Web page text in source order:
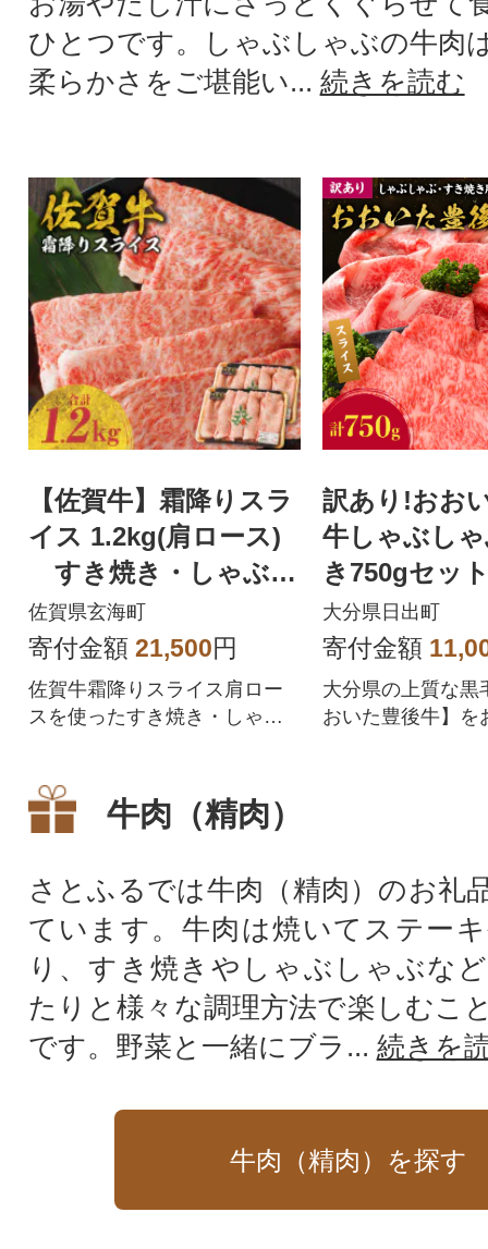
ひとつです。しゃぶしゃぶの牛肉
柔らかさをご堪能い... 続きを読む
【佐賀牛】霜降りスラ
イス 1.2kg(肩ロース)
すき焼き・しゃぶし
ゃぶ用【B179】
佐賀県玄海町
寄付金額 21,500円
佐賀牛霜降りスライス肩ロー
スを使ったすき焼き・しゃぶ
訳あり!おお
牛しゃぶし
き750gセッ
大分県日出町
寄付金額
大分県の上質な黒
おいた豊後牛】を
牛肉（精肉）
さとふるでは牛肉（精肉）のお礼
ています。牛肉は焼いてステー
り、すき焼きやしゃぶしゃぶな
たりと様々な調理方法で楽しむこ
です。野菜と一緒にブラ... 続きを
牛肉（精肉）を探す